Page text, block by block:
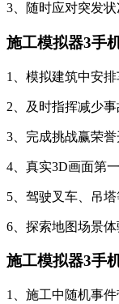
3、随时应对突发状
施工模拟器3手
1、模拟建筑中安
2、及时指挥减少事
3、完成挑战赢荣誉
4、真实3D画面第
5、驾驶叉车、吊塔
6、探索地图场景体
施工模拟器3手
1、施工中随机事件